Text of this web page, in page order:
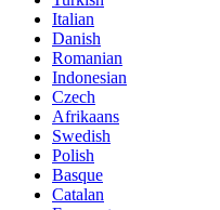
Italian
Danish
Romanian
Indonesian
Czech
Afrikaans
Swedish
Polish
Basque
Catalan